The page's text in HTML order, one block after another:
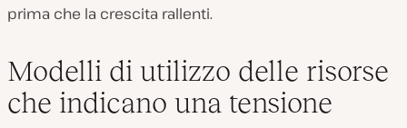
prima che la crescita rallenti.
Modelli di utilizzo delle risorse
che indicano una tensione